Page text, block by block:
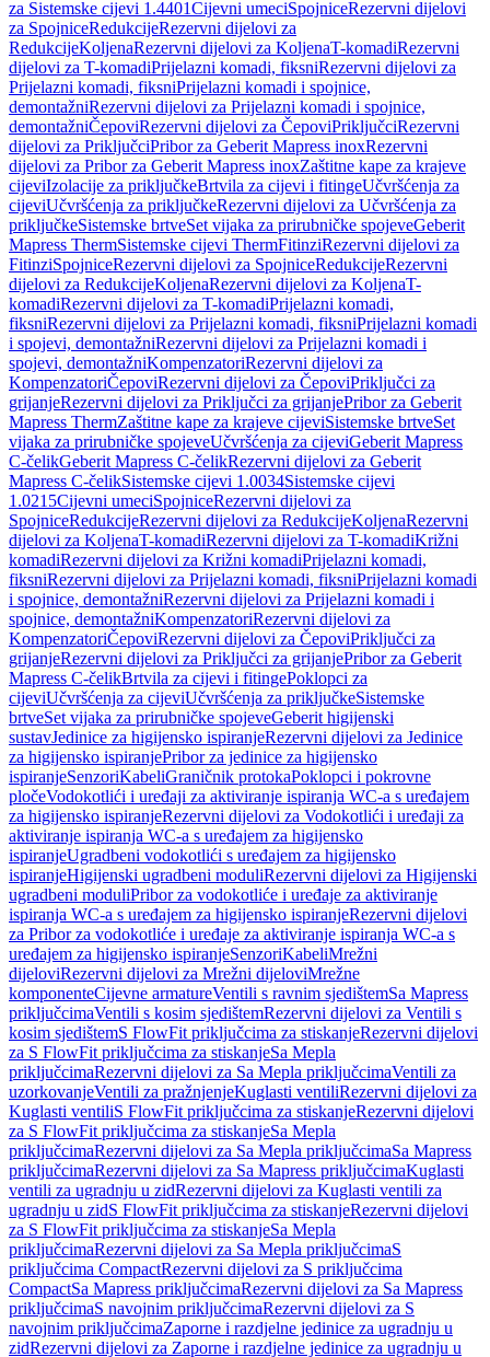
za Sistemske cijevi 1.4401Cijevni umeciSpojniceRezervni dijelovi
za SpojniceRedukcijeRezervni dijelovi za
RedukcijeKoljenaRezervni dijelovi za KoljenaT-komadiRezervni
dijelovi za T-komadiPrijelazni komadi, fiksniRezervni dijelovi za
Prijelazni komadi, fiksniPrijelazni komadi i spojnice,
demontažniRezervni dijelovi za Prijelazni komadi i spojnice,
demontažniČepoviRezervni dijelovi za ČepoviPriključciRezervni
dijelovi za PriključciPribor za Geberit Mapress inoxRezervni
dijelovi za Pribor za Geberit Mapress inoxZaštitne kape za krajeve
cijeviIzolacije za priključkeBrtvila za cijevi i fitingeUčvršćenja za
cijeviUčvršćenja za priključkeRezervni dijelovi za Učvršćenja za
priključkeSistemske brtveSet vijaka za prirubničke spojeveGeberit
Mapress ThermSistemske cijevi ThermFitinziRezervni dijelovi za
FitinziSpojniceRezervni dijelovi za SpojniceRedukcijeRezervni
dijelovi za RedukcijeKoljenaRezervni dijelovi za KoljenaT-
komadiRezervni dijelovi za T-komadiPrijelazni komadi,
fiksniRezervni dijelovi za Prijelazni komadi, fiksniPrijelazni komadi
i spojevi, demontažniRezervni dijelovi za Prijelazni komadi i
spojevi, demontažniKompenzatoriRezervni dijelovi za
KompenzatoriČepoviRezervni dijelovi za ČepoviPriključci za
grijanjeRezervni dijelovi za Priključci za grijanjePribor za Geberit
Mapress ThermZaštitne kape za krajeve cijeviSistemske brtveSet
vijaka za prirubničke spojeveUčvršćenja za cijeviGeberit Mapress
C-čelikGeberit Mapress C-čelikRezervni dijelovi za Geberit
Mapress C-čelikSistemske cijevi 1.0034Sistemske cijevi
1.0215Cijevni umeciSpojniceRezervni dijelovi za
SpojniceRedukcijeRezervni dijelovi za RedukcijeKoljenaRezervni
dijelovi za KoljenaT-komadiRezervni dijelovi za T-komadiKrižni
komadiRezervni dijelovi za Križni komadiPrijelazni komadi,
fiksniRezervni dijelovi za Prijelazni komadi, fiksniPrijelazni komadi
i spojnice, demontažniRezervni dijelovi za Prijelazni komadi i
spojnice, demontažniKompenzatoriRezervni dijelovi za
KompenzatoriČepoviRezervni dijelovi za ČepoviPriključci za
grijanjeRezervni dijelovi za Priključci za grijanjePribor za Geberit
Mapress C-čelikBrtvila za cijevi i fitingePoklopci za
cijeviUčvršćenja za cijeviUčvršćenja za priključkeSistemske
brtveSet vijaka za prirubničke spojeveGeberit higijenski
sustavJedinice za higijensko ispiranjeRezervni dijelovi za Jedinice
za higijensko ispiranjePribor za jedinice za higijensko
ispiranjeSenzoriKabeliGraničnik protokaPoklopci i pokrovne
pločeVodokotlići i uređaji za aktiviranje ispiranja WC-a s uređajem
za higijensko ispiranjeRezervni dijelovi za Vodokotlići i uređaji za
aktiviranje ispiranja WC-a s uređajem za higijensko
ispiranjeUgradbeni vodokotlići s uređajem za higijensko
ispiranjeHigijenski ugradbeni moduliRezervni dijelovi za Higijenski
ugradbeni moduliPribor za vodokotliće i uređaje za aktiviranje
ispiranja WC-a s uređajem za higijensko ispiranjeRezervni dijelovi
za Pribor za vodokotliće i uređaje za aktiviranje ispiranja WC-a s
uređajem za higijensko ispiranjeSenzoriKabeliMrežni
dijeloviRezervni dijelovi za Mrežni dijeloviMrežne
komponenteCijevne armatureVentili s ravnim sjedištemSa Mapress
priključcimaVentili s kosim sjedištemRezervni dijelovi za Ventili s
kosim sjedištemS FlowFit priključcima za stiskanjeRezervni dijelovi
za S FlowFit priključcima za stiskanjeSa Mepla
priključcimaRezervni dijelovi za Sa Mepla priključcimaVentili za
uzorkovanjeVentili za pražnjenjeKuglasti ventiliRezervni dijelovi za
Kuglasti ventiliS FlowFit priključcima za stiskanjeRezervni dijelovi
za S FlowFit priključcima za stiskanjeSa Mepla
priključcimaRezervni dijelovi za Sa Mepla priključcimaSa Mapress
priključcimaRezervni dijelovi za Sa Mapress priključcimaKuglasti
ventili za ugradnju u zidRezervni dijelovi za Kuglasti ventili za
ugradnju u zidS FlowFit priključcima za stiskanjeRezervni dijelovi
za S FlowFit priključcima za stiskanjeSa Mepla
priključcimaRezervni dijelovi za Sa Mepla priključcimaS
priključcima CompactRezervni dijelovi za S priključcima
CompactSa Mapress priključcimaRezervni dijelovi za Sa Mapress
priključcimaS navojnim priključcimaRezervni dijelovi za S
navojnim priključcimaZaporne i razdjelne jedinice za ugradnju u
zidRezervni dijelovi za Zaporne i razdjelne jedinice za ugradnju u